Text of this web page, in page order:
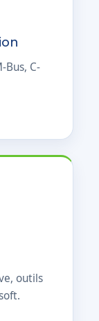
Bus, C-
outils